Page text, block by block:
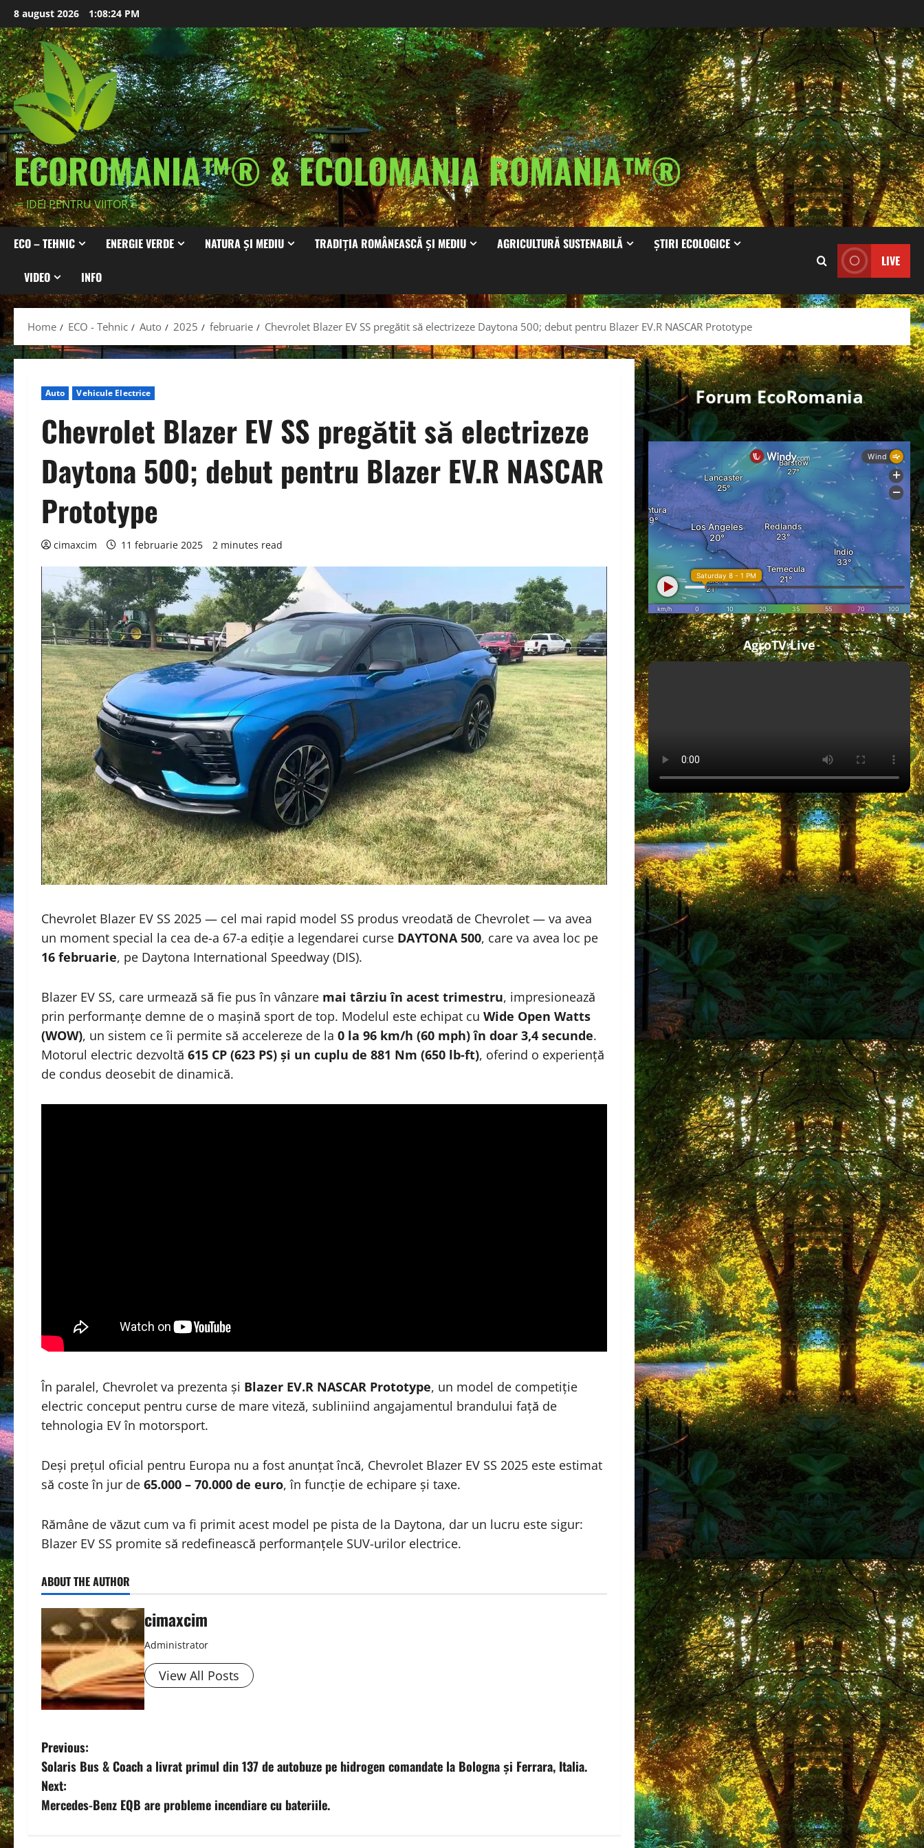
Skip
to
content
8 august 2026 1:08:26 PM
ECOROMANIA™® & ECOLOMANIA ROMANIA™®
-= IDEI PENTRU VIITOR =-
ECO – TEHNIC ENERGIE VERDE NATURA ȘI MEDIU TRADIȚIA ROMÂNEASCĂ ȘI MEDIU AGRICULTURĂ SUSTENABILĂ ȘTIRI ECOLOGICE
VIDEO INFO
LIVE
Home ECO - Tehnic Auto 2025 februarie Chevrolet Blazer EV SS pregătit să electrizeze Daytona 500; debut pentru Blazer EV.R NASCAR Prototype
Auto Vehicule Electrice
Chevrolet Blazer EV SS pregătit să electrizeze
Daytona 500; debut pentru Blazer EV.R NASCAR
Prototype
cimaxcim 11 februarie 2025 2 minutes read
Chevrolet Blazer EV SS 2025 — cel mai rapid model SS produs vreodată de Chevrolet — va avea
un moment special la cea de-a 67-a ediție a legendarei curse DAYTONA 500, care va avea loc pe
16 februarie, pe Daytona International Speedway (DIS).
Blazer EV SS, care urmează să fie pus în vânzare mai târziu în acest trimestru, impresionează
prin performanțe demne de o mașină sport de top. Modelul este echipat cu Wide Open Watts
(WOW), un sistem ce îi permite să accelereze de la 0 la 96 km/h (60 mph) în doar 3,4 secunde.
Motorul electric dezvoltă 615 CP (623 PS) și un cuplu de 881 Nm (650 lb-ft), oferind o experiență
de condus deosebit de dinamică.
În paralel, Chevrolet va prezenta și Blazer EV.R NASCAR Prototype, un model de competiție
electric conceput pentru curse de mare viteză, subliniind angajamentul brandului față de
tehnologia EV în motorsport.
Deși prețul oficial pentru Europa nu a fost anunțat încă, Chevrolet Blazer EV SS 2025 este estimat
să coste în jur de 65.000 – 70.000 de euro, în funcție de echipare și taxe.
Rămâne de văzut cum va fi primit acest model pe pista de la Daytona, dar un lucru este sigur:
Blazer EV SS promite să redefinească performanțele SUV-urilor electrice.
ABOUT THE AUTHOR
cimaxcim
Administrator
View All Posts
P
o
s
Previous:
Solaris Bus & Coach a livrat primul din 137 de autobuze pe hidrogen comandate la Bologna și Ferrara, Italia.
Next:
Mercedes-Benz EQB are probleme incendiare cu bateriile.
Forum EcoRomania
AgroTV Live